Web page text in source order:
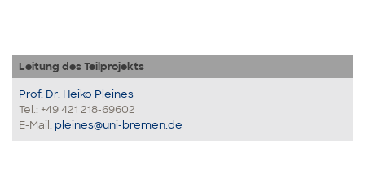
Leitung des Teilprojekts
Prof. Dr. Heiko Pleines
Tel.: +49 421 218-69602
E-Mail: pleines@uni-bremen.de